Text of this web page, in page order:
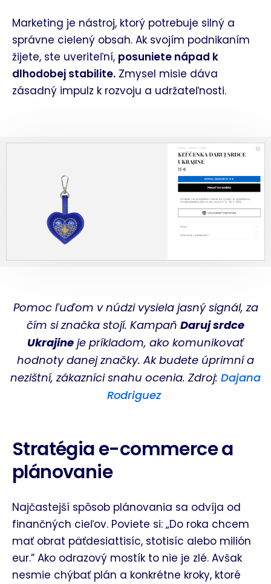
Marketing je nástroj, ktorý potrebuje silný a
správne cielený obsah. Ak svojím podnikaním
žijete, ste uveriteľní, posuniete nápad k
dlhodobej stabilite. Zmysel misie dáva
zásadný impulz k rozvoju a udržateľnosti.
Pomoc ľuďom v núdzi vysiela jasný signál, za
čím si značka stojí. Kampaň Daruj srdce
Ukrajine je príkladom, ako komunikovať
hodnoty danej značky. Ak budete úprimní a
nezištní, zákazníci snahu ocenia. Zdroj: Dajana
Rodriguez
Stratégia e-commerce a
plánovanie
Najčastejší spôsob plánovania sa odvíja od
finančných cieľov. Poviete si: „Do roka chcem
mať obrat päťdesiattisíc, stotisíc alebo milión
eur.” Ako odrazový mostík to nie je zlé. Avšak
nesmie chýbať plán a konkrétne kroky, ktoré